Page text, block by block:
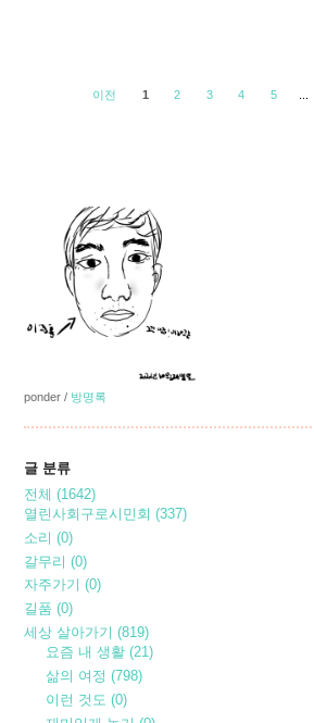
이전 1 2 3 4 5
ponder / 방명록
글 분류
전체(1642)
열린사회구로시민회(337)
소리(0)
갈무리(0)
자주가기(0)
길품(0)
세상 살아가기(819)
요즘 내 생활(21)
삶의 여정(798)
이런 것도(0)